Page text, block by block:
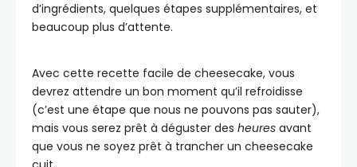
d’ingrédients, quelques étapes supplémentaires, et
beaucoup plus d’attente.
Avec cette recette facile de cheesecake, vous
devrez attendre un bon moment qu’il refroidisse
(c’est une étape que nous ne pouvons pas sauter),
mais vous serez prêt à déguster des heures avant
que vous ne soyez prêt à trancher un cheesecake